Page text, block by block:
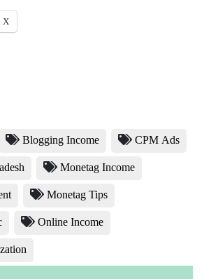
X
Blogging Income CPM Ads
Monetag Income
Monetag Tips
Online Income